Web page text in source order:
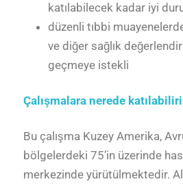
katılabilecek kadar iyi
düzenli tıbbi
ve diğer sağlık
geçmeye istekli
Çalışmalara nerede
Bu çalışma Kuzey Amerika,
bölgelerdeki 75’in üzerinde
merkezinde yürütülmektedir.